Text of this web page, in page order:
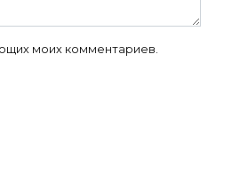
моих комментариев.